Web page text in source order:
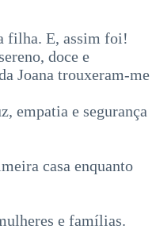
filha. E, assim foi!
doce e
Joana trouxeram-me
empatia e segurança
casa enquanto
e famílias.